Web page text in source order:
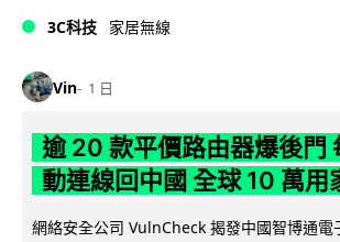
3C科技 家居無線
Vin 1 日
逾 20 款平價路由器爆後門
動連線回中國 全球 10 萬用
網絡安全公司 VulnCheck 揭發中國智博通